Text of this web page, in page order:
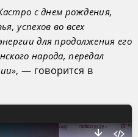
с днем рождения,
успехов во всех
для продолжения его
народа, передал
, — говорится в